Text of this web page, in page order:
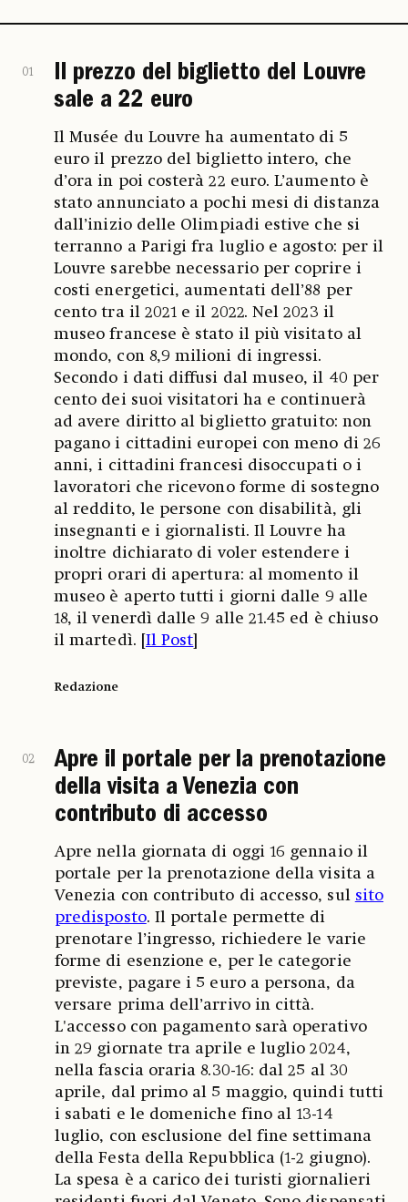
01
Il prezzo del biglietto del Louvre
sale a 22 euro
Il Musée du Louvre ha aumentato di 5
euro il prezzo del biglietto intero, che
d’ora in poi costerà 22 euro. L’aumento è
stato annunciato a pochi mesi di distanza
dall’inizio delle Olimpiadi estive che si
terranno a Parigi fra luglio e agosto: per il
Louvre sarebbe necessario per coprire i
costi energetici, aumentati dell’88 per
cento tra il 2021 e il 2022. Nel 2023 il
museo francese è stato il più visitato al
mondo, con 8,9 milioni di ingressi.
Secondo i dati diffusi dal museo, il 40 per
cento dei suoi visitatori ha e continuerà
ad avere diritto al biglietto gratuito: non
pagano i cittadini europei con meno di 26
anni, i cittadini francesi disoccupati o i
lavoratori che ricevono forme di sostegno
al reddito, le persone con disabilità, gli
insegnanti e i giornalisti. Il Louvre ha
inoltre dichiarato di voler estendere i
propri orari di apertura: al momento il
museo è aperto tutti i giorni dalle 9 alle
18, il venerdì dalle 9 alle 21.45 ed è chiuso
il martedì. [ Il Post
Redazione
02
Apre il portale per la prenotazione
della visita a Venezia con
contributo di accesso
Apre nella giornata di oggi 16 gennaio il
portale per la prenotazione della visita a
Venezia con contributo di accesso, sul sito
predisposto. Il portale permette di
prenotare l’ingresso, richiedere le varie
forme di esenzione e, per le categorie
previste, pagare i 5 euro a persona, da
versare prima dell’arrivo in città.
L'accesso con pagamento sarà operativo
in 29 giornate tra aprile e luglio 2024,
nella fascia oraria 8.30-16: dal 25 al 30
aprile, dal primo al 5 maggio, quindi tutti
i sabati e le domeniche fino al 13-14
luglio, con esclusione del fine settimana
della Festa della Repubblica (1-2 giugno).
La spesa è a carico dei turisti giornalieri